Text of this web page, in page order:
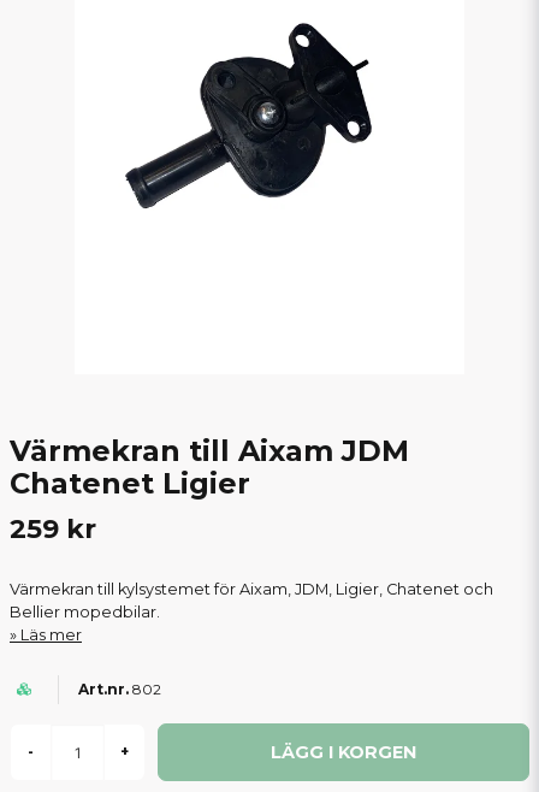
Värmekran till Aixam JDM
Chatenet Ligier
259 kr
Värmekran till kylsystemet för Aixam, JDM, Ligier, Chatenet och
Bellier mopedbilar.
Läs mer
802
- + LÄGG I KORGEN